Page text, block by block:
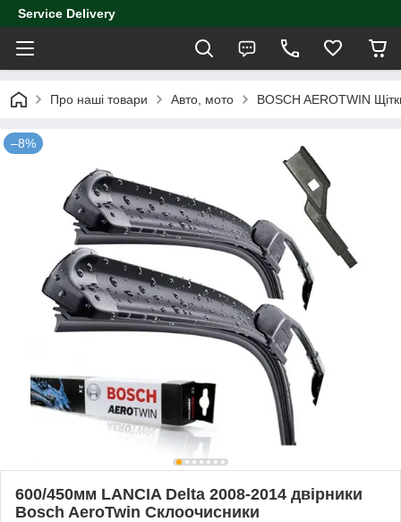
Service Delivery
Про наші товари Авто, мото BOSCH AEROTWIN
–8%
600/450мм LANCIA Delta 2008-2014 двірники
Bosch AeroTwin Склоочисники